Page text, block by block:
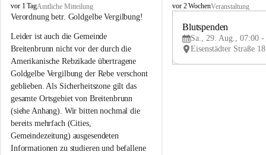
B
r
i
t
e
n
b
r
u
n
n
a
m
vor 1 TagAmtliche Mitteilung
Verordnung betr. Goldgelbe Vergilbung!
Leider ist auch die Gemeinde
Breitenbrunn nicht vor der durch die
Amerikanische Rebzikade übertragene
Goldgelbe Vergilbung der Rebe verschont
geblieben. Als Sicherheitszone gilt das
gesamte Ortsgebiet von Breitenbrunn
(siehe Anhang). Wir bitten nochmal die
bereits mehrfach (Cities,
Gemeindezeitung) ausgesendeten
Informationen zu studieren und befallene
B
e
vor 2 WochenVeranstaltung
Blutspenden
Sa., 29. Aug., 07:00 -